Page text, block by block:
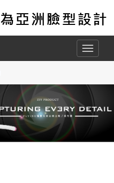
Toggle